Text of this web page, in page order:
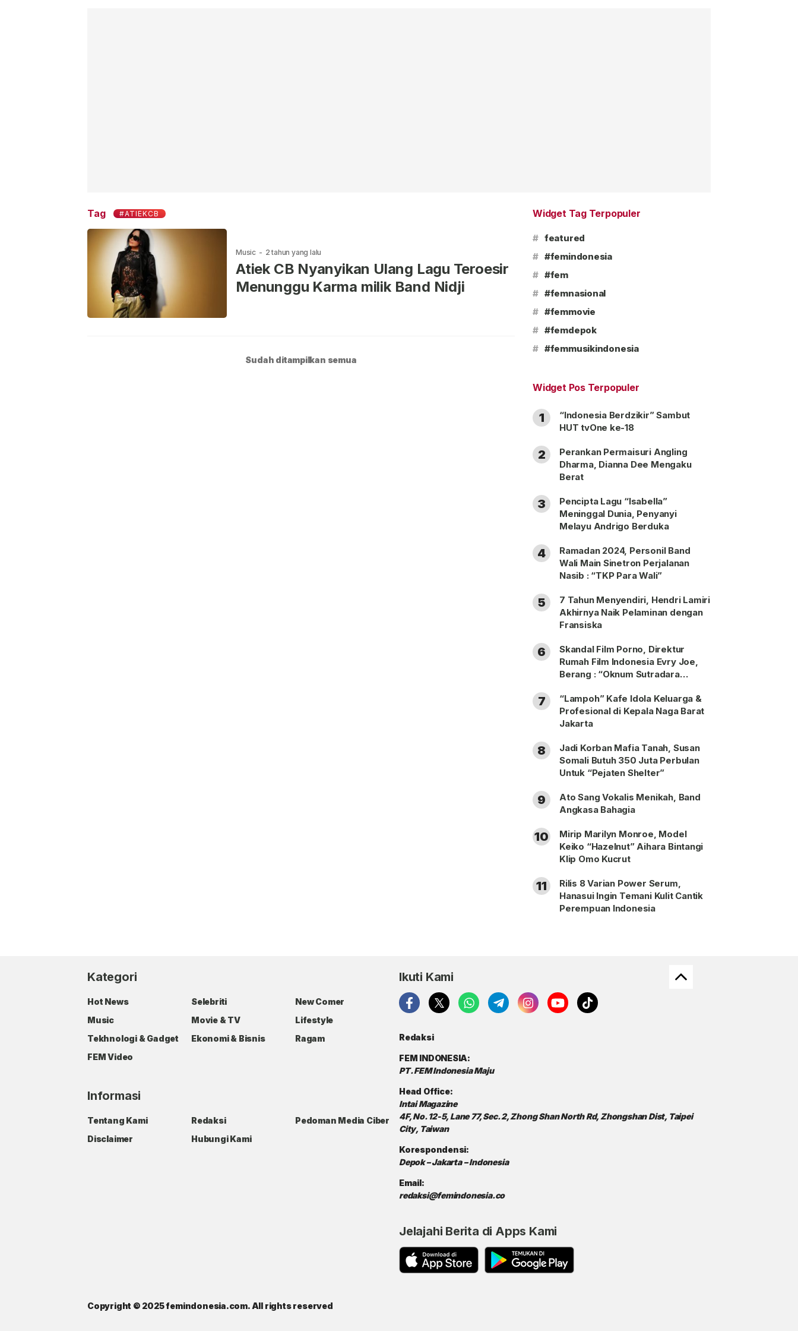
Tag #ATIEKCB
Music - 2 tahun yang lalu
Atiek CB Nyanyikan Ulang Lagu Teroesir
Menunggu Karma milik Band Nidji
Sudah ditampilkan semua
Widget Tag Terpopuler
# featured
# #femindonesia
# #fem
# #femnasional
# #femmovie
# #femdepok
# #femmusikindonesia
Widget Pos Terpopuler
1
“Indonesia Berdzikir” Sambut
HUT tvOne ke-18
2
Perankan Permaisuri Angling
Dharma, Dianna Dee Mengaku
Berat
3
Pencipta Lagu “Isabella”
Meninggal Dunia, Penyanyi
Melayu Andrigo Berduka
4
Ramadan 2024, Personil Band
Wali Main Sinetron Perjalanan
Nasib : “TKP Para Wali”
5
7 Tahun Menyendiri, Hendri Lamiri
Akhirnya Naik Pelaminan dengan
Fransiska
6
Skandal Film Porno, Direktur
Rumah Film Indonesia Evry Joe,
Berang : “Oknum Sutradara
7
“Lampoh” Kafe Idola Keluarga &
Profesional di Kepala Naga Barat
Jakarta
8
Jadi Korban Mafia Tanah, Susan
Somali Butuh 350 Juta Perbulan
Untuk “Pejaten Shelter”
9
Ato Sang Vokalis Menikah, Band
Angkasa Bahagia
10
Mirip Marilyn Monroe, Model
Keiko “Hazelnut” Aihara Bintangi
Klip Omo Kucrut
11
Rilis 8 Varian Power Serum,
Hanasui Ingin Temani Kulit Cantik
Perempuan Indonesia
Kategori
Hot News Selebriti
New Comer
Music
Movie & TV
Lifestyle
Tekhnologi & Gadget
Ekonomi & Bisnis
Ragam
FEM Video
Informasi
Tentang Kami Redaksi
Pedoman Media Ciber
Disclaimer
Hubungi Kami
Ikuti Kami
Redaksi
FEM INDONESIA:
PT. FEM Indonesia Maju
Head Office:
Intai Magazine
4F, No. 12-5, Lane 77, Sec. 2, Zhong Shan North Rd, Zhongshan Dist, Taipei
City, Taiwan
Korespondensi:
Depok – Jakarta – Indonesia
Email:
redaksi@femindonesia.co
Jelajahi Berita di Apps Kami
Copyright © 2025 femindonesia.com. All rights reserved